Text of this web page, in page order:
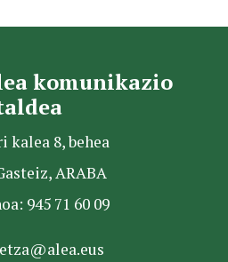
komunikazio
kalea 8, behea
ARABA
945 71 60 09